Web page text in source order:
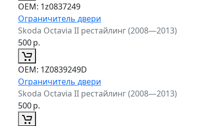
ОЕМ: 1z0837249
Ограничитель двери
Skoda Octavia II рестайлинг (2008—2013)
500р.
ОЕМ: 1Z0839249D
Ограничитель двери
Skoda Octavia II рестайлинг (2008—2013)
500р.